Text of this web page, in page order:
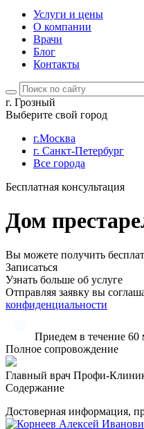
Услуги и цены
О компании
Врачи
Блог
Контакты
г. Грозный
Выберите свой город
г.Москва
г. Санкт-Петербург
Все города
Бесплатная консультация
Дом
Вы можете получить
Записаться
Узнать больше об услуге
Отправляя заявку вы
конфиденциальности
Приедем в течение 60
Полное сопровождение
Главный врач Профи-
Содержание
Достоверная информация,